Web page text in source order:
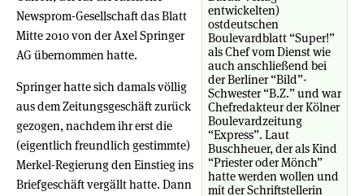
entwickelten)
ostdeutschen
Boulevardblatt “Super!”
als Chef vom Dienst wie
auch anschließend bei
der Berliner “Bild”-
Schwester “B.Z.” und war
Chefredakteur der Kölner
Boulevardzeitung
“Express”. Laut
Buschheuer, der als Kind
“Priester oder Mönch”
hatte werden wollen und
mit der Schriftstellerin
Newsprom-Gesellschaft das Blatt
Mitte 2010 von der Axel Springer
AG übernommen hatte.
Springer hatte sich damals völlig
aus dem Zeitungsgeschäft zurück
gezogen, nachdem ihr erst die
(eigentlich freundlich gestimmte)
Merkel-Regierung den Einstieg ins
Briefgeschäft vergällt hatte. Dann